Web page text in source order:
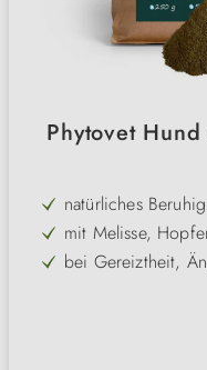
Phytovet
natürliches
mit Melisse,
Baldrian
bei Gereiztheit,